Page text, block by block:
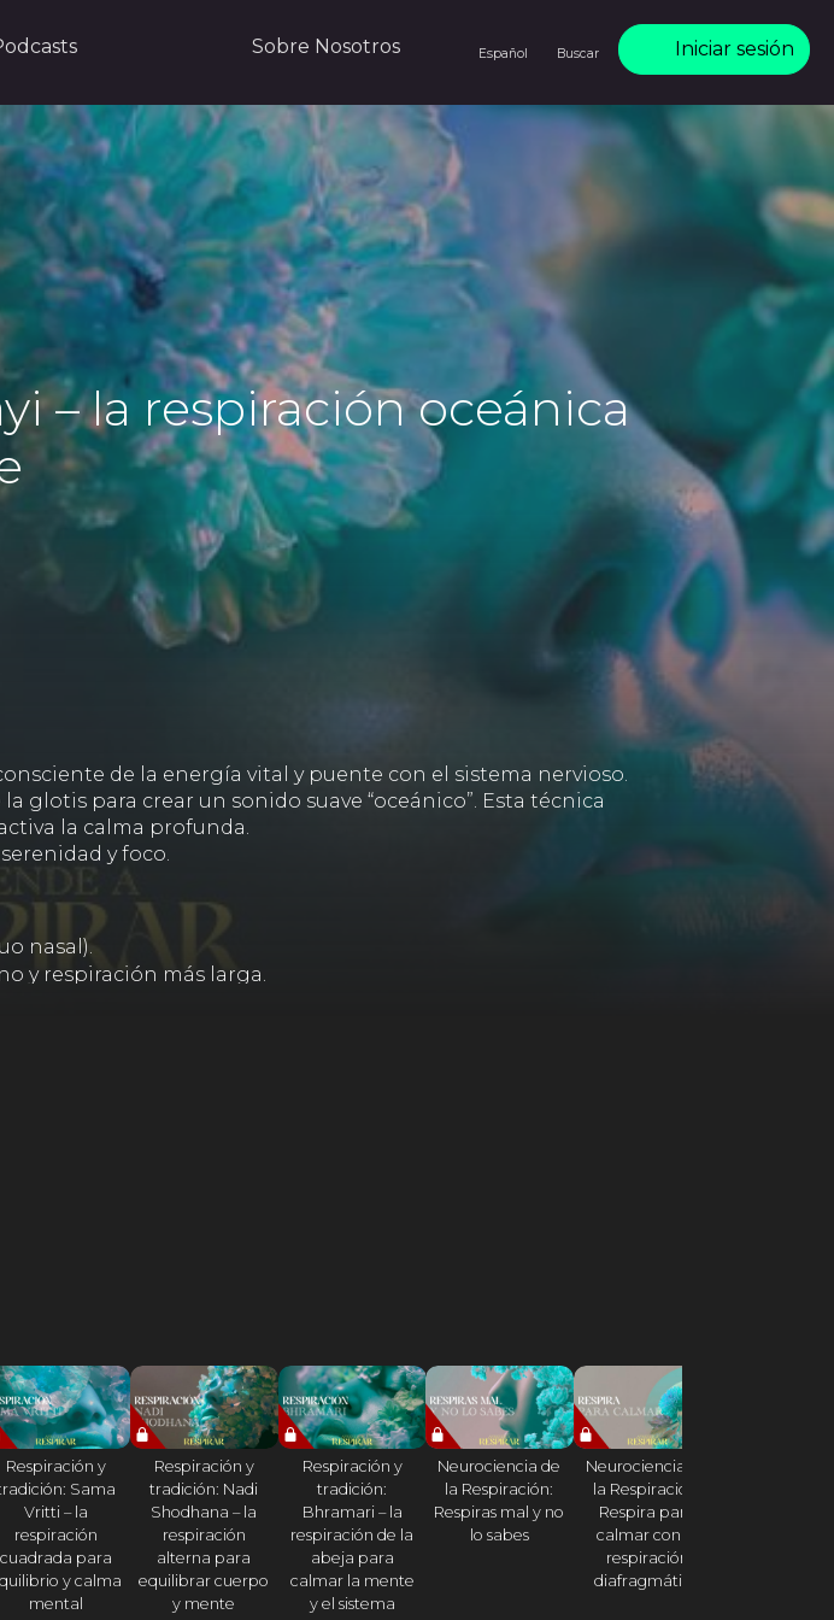
Sobre Nosotros Español Buscar Iniciar sesión
– la respiración oceánica
de la energía vital y puente con el sistema nervioso.
glotis para crear un sonido suave “oceánico”. Esta técnica
la calma profunda.
y foco.
nasal).
y respiración más larga.
Respiración y
Sama
Vritti – la
respiración
cuadrada para
y calma
mental
Respiración y
tradición: Nadi
Shodhana – la
respiración
alterna para
equilibrar cuerpo
y mente
Respiración y
tradición:
Bhramari – la
respiración de la
abeja para
calmar la mente
y el sistema
Neurociencia de
la Respiración:
Respiras mal y no
lo sabes
Neurociencia de
la Respiración:
Respira para
calmar con la
respiración
diafragmática